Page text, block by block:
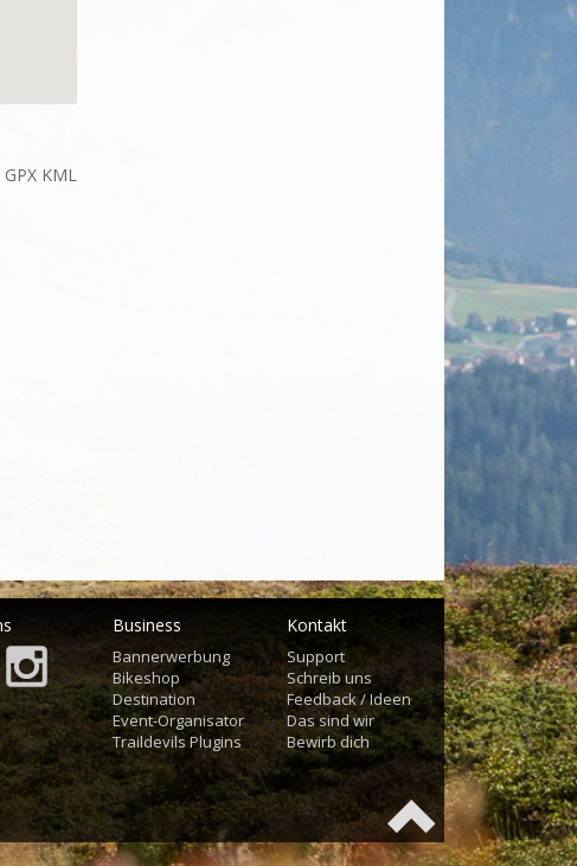
GPX KML
Business
Bannerwerbung
Bikeshop
Destination
Event-Organisator
Traildevils Plugins
Kontakt
Support
Schreib uns
Feedback / Ideen
Das sind wir
Bewirb dich